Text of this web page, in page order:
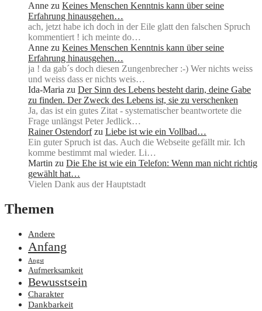
Anne zu Keines Menschen Kenntnis kann über seine
Erfahrung hinausgehen…
ach, jetzt habe ich doch in der Eile glatt den falschen Spruch
kommentiert ! ich meinte do…
Anne zu Keines Menschen Kenntnis kann über seine
Erfahrung hinausgehen…
ja ! da gab´s doch diesen Zungenbrecher :-) Wer nichts weiss
und weiss dass er nichts weis…
Ida-Maria zu Der Sinn des Lebens besteht darin, deine Gabe
zu finden. Der Zweck des Lebens ist, sie zu verschenken
Ja, das ist ein gutes Zitat - systematischer beantwortete die
Frage unlängst Peter Jedlick…
Rainer Ostendorf zu Liebe ist wie ein Vollbad…
Ein guter Spruch ist das. Auch die Webseite gefällt mir. Ich
komme bestimmt mal wieder. Li…
Martin zu Die Ehe ist wie ein Telefon: Wenn man nicht richtig
gewählt hat…
Vielen Dank aus der Hauptstadt
Themen
Andere
Anfang
Angst
Aufmerksamkeit
Bewusstsein
Charakter
Dankbarkeit